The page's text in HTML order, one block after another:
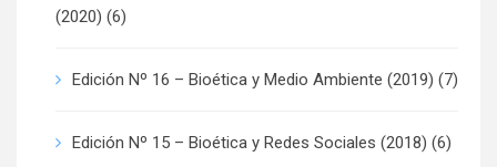
(2020) (6)
Edición Nº 16 – Bioética y Medio Ambiente (2019) (7)
Edición Nº 15 – Bioética y Redes Sociales (2018) (6)